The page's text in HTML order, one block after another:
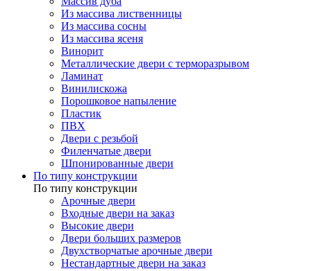
Из массива лиственницы
Из массива сосны
Из массива ясеня
Винорит
Металлические двери с терморазрывом
Ламинат
Винилискожа
Порошковое напыление
Пластик
ПВХ
Двери с резьбой
Филенчатые двери
Шпонированные двери
По типу конструкции
По типу конструкции
Арочные двери
Входные двери на заказ
Высокие двери
Двери больших размеров
Двухстворчатые арочные двери
Нестандартные двери на заказ